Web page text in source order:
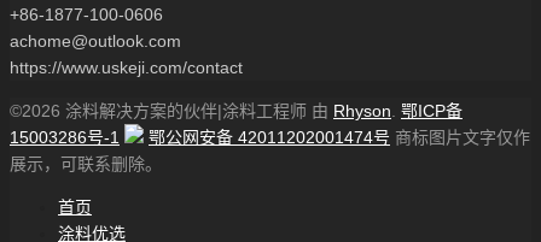
+86-1877-100-0606
achome@outlook.com
https://www.uskeji.com/contact
©2026 涂料解决方案的伙伴|涂料工程师 由 Rhyson. 鄂ICP备
15003286号-1
鄂公网安备 42011202001474号 商标图片文字仅作
展示，可联系删除。
首页
涂料优选